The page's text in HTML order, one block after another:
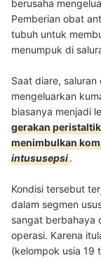
berusaha
Pemberian obat
tubuh untuk
menumpuk di
Saat diare,
mengeluarkan
biasanya menjadi
gerakan
menimbulkan
intususepsi.
Kondisi tersebut
dalam segmen
sangat berbahaya
operasi. Karena
(kelompok usia 19